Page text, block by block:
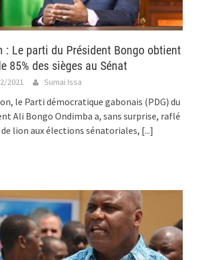
: Le parti du Président Bongo obtient
85% des sièges au Sénat
2021 Sumai Issa
le Parti démocratique gabonais (PDG) du
Ali Bongo Ondimba a, sans surprise, raflé
lion aux élections sénatoriales, [...]